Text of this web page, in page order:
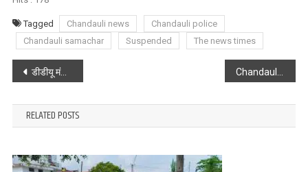
Tagged Chandauli news
Chandauli police
Chandauli samachar
Suspended The news times
Post
navigation
डीडीयू मंडल का ऐतिहासिक ‘विजय शंखनाद’ : 11 शील्ड जीतकर रचा इतिहास, ढोल-नगाड़ों के साथ निकली भव्य उत्सव यात्रा
RELATED POSTS